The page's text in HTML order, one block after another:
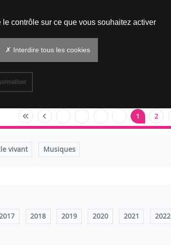
mars 1 2
vivant Musiques
2018 2019 2020 2021 2022
contrôle sur ce que vous souhaitez activer
✗ Interdire tous les cookies